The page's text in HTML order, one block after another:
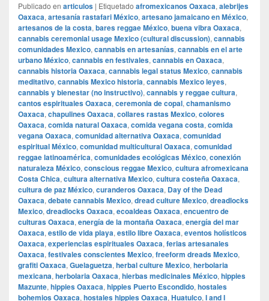
Publicado en articulos | Etiquetado afromexicanos Oaxaca, alebrijes
Oaxaca, artesanía rastafari México, artesano jamaicano en México,
artesanos de la costa, bares reggae México, buena vibra Oaxaca,
cannabis ceremonial usage Mexico (cultural discussion), cannabis
comunidades Mexico, cannabis en artesanías, cannabis en el arte
urbano México, cannabis en festivales, cannabis en Oaxaca,
cannabis historia Oaxaca, cannabis legal status Mexico, cannabis
meditativo, cannabis Mexico historia, cannabis Mexico leyes,
cannabis y bienestar (no instructivo), cannabis y reggae cultura,
cantos espirituales Oaxaca, ceremonia de copal, chamanismo
Oaxaca, chapulines Oaxaca, collares rastas Mexico, colores
Oaxaca, comida natural Oaxaca, comida vegana costa, comida
vegana Oaxaca, comunidad alternativa Oaxaca, comunidad
espiritual México, comunidad multicultural Oaxaca, comunidad
reggae latinoamérica, comunidades ecológicas México, conexión
naturaleza México, conscious reggae Mexico, cultura afromexicana
Costa Chica, cultura alternativa Mexico, cultura costeña Oaxaca,
cultura de paz México, curanderos Oaxaca, Day of the Dead
Oaxaca, debate cannabis Mexico, dread culture Mexico, dreadlocks
Mexico, dreadlocks Oaxaca, ecoaldeas Oaxaca, encuentro de
culturas Oaxaca, energía de la montaña Oaxaca, energía del mar
Oaxaca, estilo de vida playa, estilo libre Oaxaca, eventos holísticos
Oaxaca, experiencias espirituales Oaxaca, ferias artesanales
Oaxaca, festivales conscientes Mexico, freeform dreads Mexico,
grafiti Oaxaca, Guelaguetza, herbal culture Mexico, herbolaria
mexicana, herbolaria Oaxaca, hierbas medicinales México, hippies
Mazunte, hippies Oaxaca, hippies Puerto Escondido, hostales
bohemios Oaxaca, hostales hippies Oaxaca, Huatulco, I and I